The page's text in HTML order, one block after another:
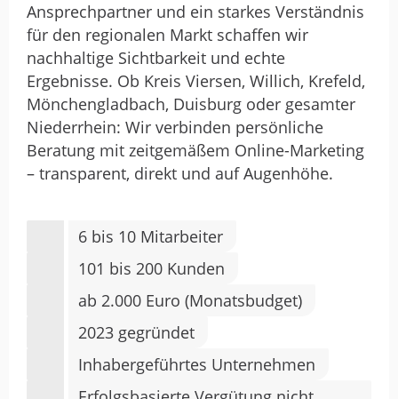
Ansprechpartner und ein starkes Verständnis
für den regionalen Markt schaffen wir
nachhaltige Sichtbarkeit und echte
Ergebnisse. Ob Kreis Viersen, Willich, Krefeld,
Mönchengladbach, Duisburg oder gesamter
Niederrhein: Wir verbinden persönliche
Beratung mit zeitgemäßem Online-Marketing
– transparent, direkt und auf Augenhöhe.
6 bis 10 Mitarbeiter
101 bis 200 Kunden
ab 2.000 Euro (Monatsbudget)
2023 gegründet
Inhabergeführtes Unternehmen